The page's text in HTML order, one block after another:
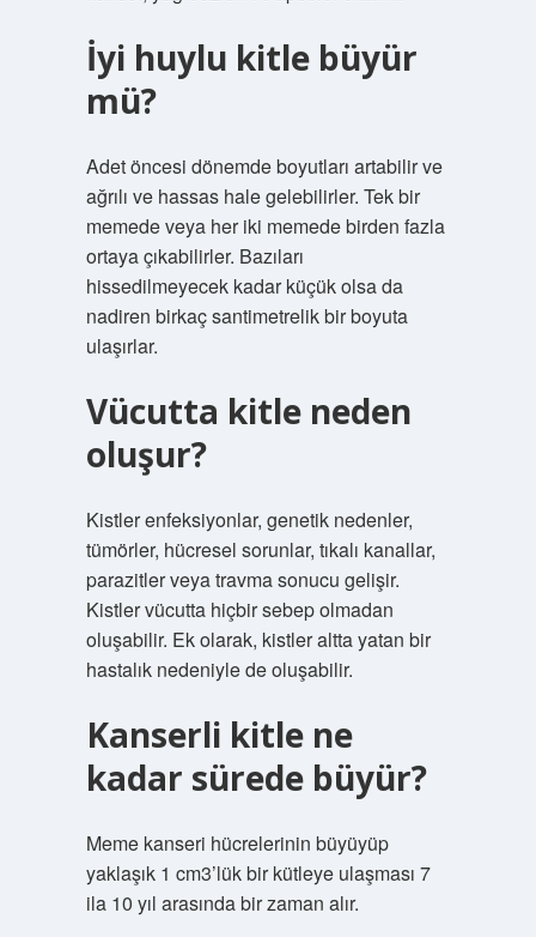
İyi huylu kitle büyür
mü?
Adet öncesi dönemde boyutları artabilir ve
ağrılı ve hassas hale gelebilirler. Tek bir
memede veya her iki memede birden fazla
ortaya çıkabilirler. Bazıları
hissedilmeyecek kadar küçük olsa da
nadiren birkaç santimetrelik bir boyuta
ulaşırlar.
Vücutta kitle neden
oluşur?
Kistler enfeksiyonlar, genetik nedenler,
tümörler, hücresel sorunlar, tıkalı kanallar,
parazitler veya travma sonucu gelişir.
Kistler vücutta hiçbir sebep olmadan
oluşabilir. Ek olarak, kistler altta yatan bir
hastalık nedeniyle de oluşabilir.
Kanserli kitle ne
kadar sürede büyür?
Meme kanseri hücrelerinin büyüyüp
yaklaşık 1 cm3’lük bir kütleye ulaşması 7
ila 10 yıl arasında bir zaman alır.